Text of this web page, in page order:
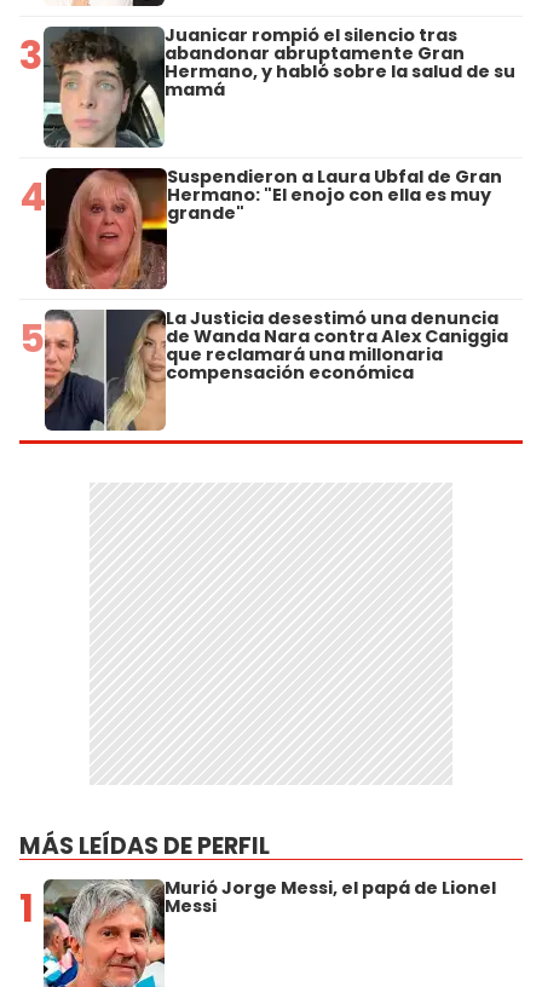
3 Juanicar rompió el silencio tras
abandonar abruptamente Gran
Hermano, y habló sobre la salud de su
mamá
4 Suspendieron a Laura Ubfal de Gran
Hermano: "El enojo con ella es muy
grande"
5 La Justicia desestimó una denuncia
de Wanda Nara contra Alex Caniggia
que reclamará una millonaria
compensación económica
MÁS LEÍDAS DE PERFIL
1 Murió Jorge Messi, el papá de Lionel
Messi